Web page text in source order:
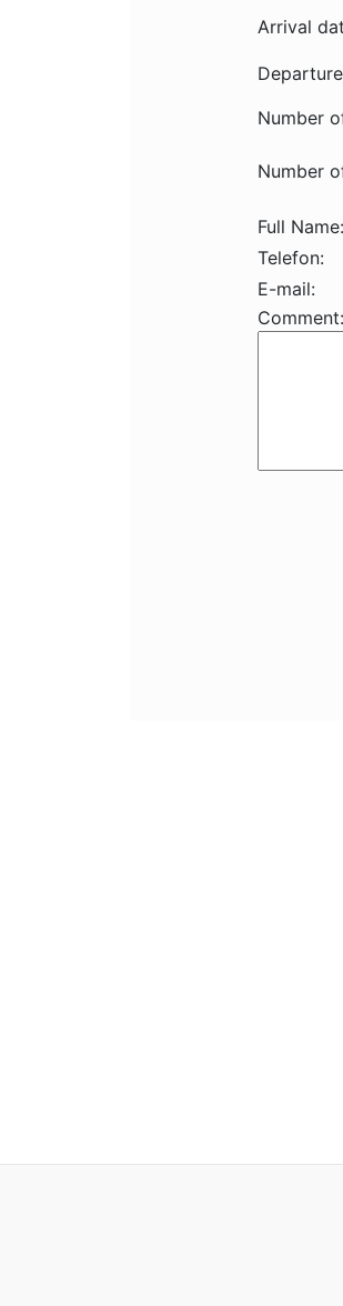
Arrival
Number
Number
Full Name:
Telefon:
E-mail:
Comment: